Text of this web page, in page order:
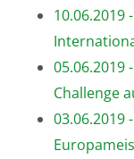
05.06.2019
Challenge
03.06.2019